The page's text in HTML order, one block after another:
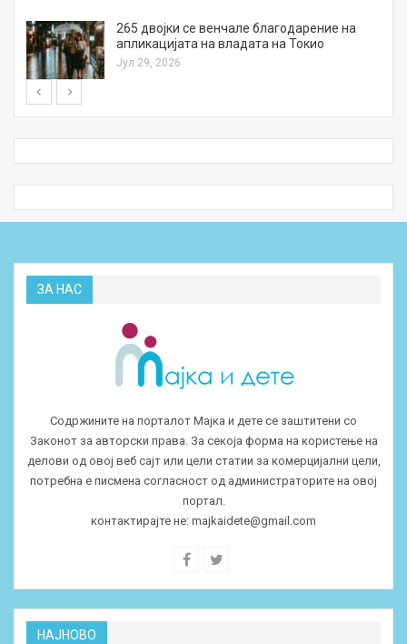
265 двојки се венчале благодарение на
апликацијата на владата на Токио
Јул 29, 2026
ЗА НАС
Содржините на порталот Мајка и дете се заштитени со
Законот за авторски права. За секоја форма на користење на
делови од овој веб сајт или цели статии за комерцијални цели,
потребна е писмена согласност од администраторите на овој
портал.
контактирајте не: majkaidete@gmail.com
НАЈНОВО